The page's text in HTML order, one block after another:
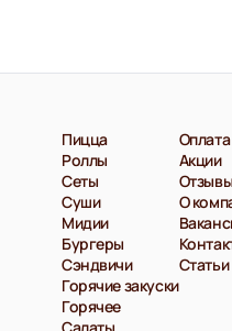
Пицца
Роллы
Сеты
Суши
Мидии
Бургеры
Сэндвичи
Горячие закуски
Горячее
Акции
Отзывы
О
Статьи